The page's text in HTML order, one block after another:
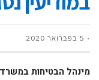
5 בפברואר 2020